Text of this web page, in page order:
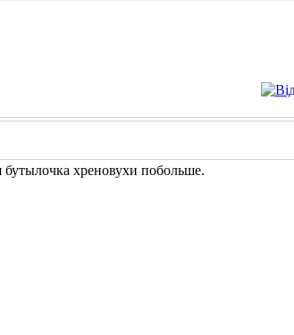
хреновухи побольше.